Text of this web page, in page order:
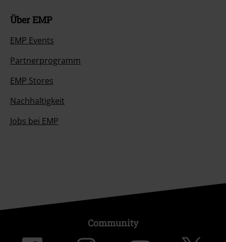
Über EMP
EMP Events
Partnerprogramm
EMP Stores
Nachhaltigkeit
Jobs bei EMP
Community